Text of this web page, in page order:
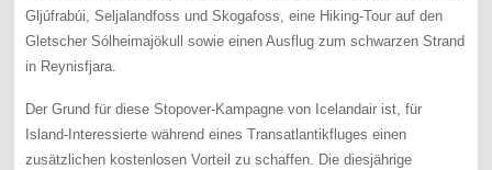
Gljúfrabúi, Seljalandfoss und Skogafoss, eine Hiking-Tour auf den
Gletscher Sólheimajökull sowie einen Ausflug zum schwarzen Strand
in Reynisfjara.
Der Grund für diese Stopover-Kampagne von Icelandair ist, für
Island-Interessierte während eines Transatlantikfluges einen
zusätzlichen kostenlosen Vorteil zu schaffen. Die diesjährige